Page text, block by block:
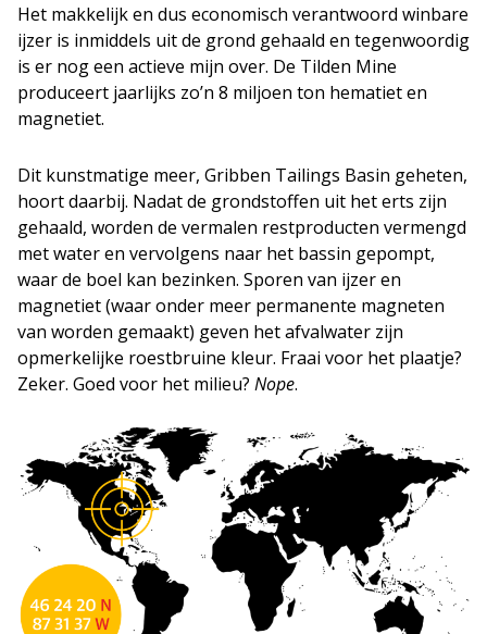
Het makkelijk en dus economisch verantwoord winbare
ijzer is inmiddels uit de grond gehaald en tegenwoordig
is er nog een actieve mijn over. De Tilden Mine
produceert jaarlijks zo’n 8 miljoen ton hematiet en
magnetiet.
Dit kunstmatige meer, Gribben Tailings Basin geheten,
hoort daarbij. Nadat de grondstoffen uit het erts zijn
gehaald, worden de vermalen restproducten vermengd
met water en vervolgens naar het bassin gepompt,
waar de boel kan bezinken. Sporen van ijzer en
magnetiet (waar onder meer permanente magneten
van worden gemaakt) geven het afvalwater zijn
opmerkelijke roestbruine kleur. Fraai voor het plaatje?
Zeker. Goed voor het milieu? Nope.